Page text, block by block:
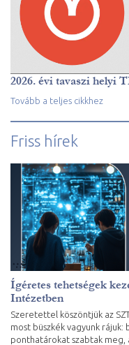
2026. évi tavaszi helyi
Tovább a teljes cikkhez
Friss hírek
Ígéretes tehetségek
Intézetben
Szeretettel köszöntjük az
most büszkék vagyunk rájuk:
ponthatárokat szabtak